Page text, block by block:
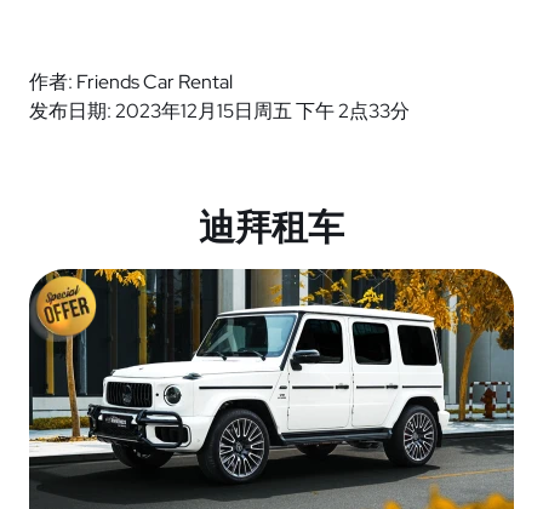
作者: Friends Car Rental
发布日期: 2023年12月15日周五 下午 2点33分
迪拜租车